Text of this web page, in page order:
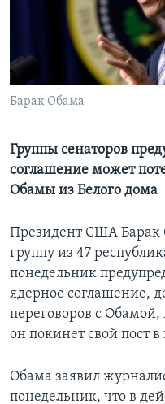
Learning English
СОЦИАЛЬНЫЕ СЕТИ
Языки
Барак Обама
Группы сенаторов
соглашение может
Обамы из Белого дома
Президент США Барак
группу из 47
понедельник
ядерное соглашение,
переговоров с Обамой,
он покинет свой пост в
Обама заявил
понедельник, что в